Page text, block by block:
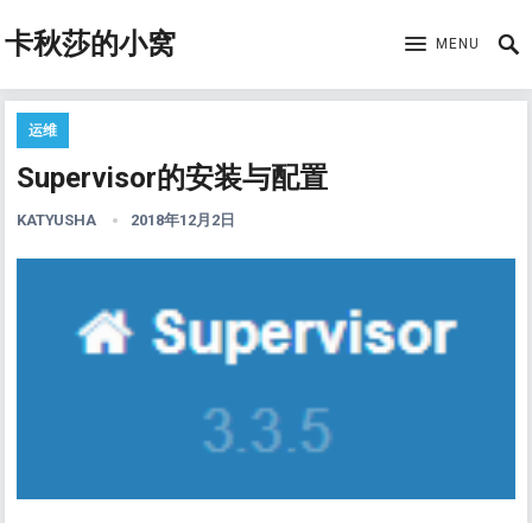
卡秋莎的小窝 MENU
运维
Supervisor的安装与配置
KATYUSHA 2018年12月2日